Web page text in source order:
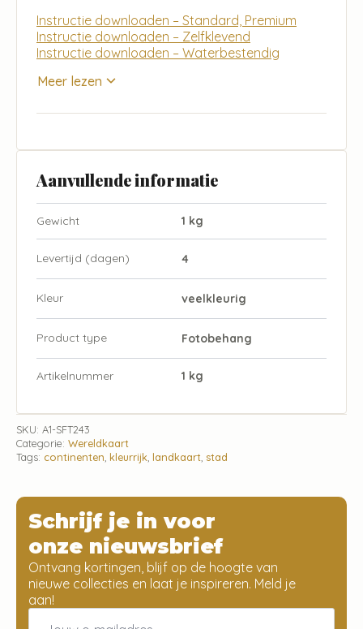
Instructie downloaden – Standard, Premium
Instructie downloaden – Zelfklevend
Instructie downloaden – Waterbestendig
Meer lezen
Aanvullende informatie
Gewicht 1 kg
Levertijd (dagen) 4
Kleur veelkleurig
Product type Fotobehang
Artikelnummer 1 kg
SKU: A1-SFT243
Categorie: Wereldkaart
Tags: continenten kleurrijk landkaart stad
Schrijf je in voor
onze nieuwsbrief
Ontvang kortingen, blijf op de hoogte van
nieuwe collecties en laat je inspireren. Meld je
aan!
Email